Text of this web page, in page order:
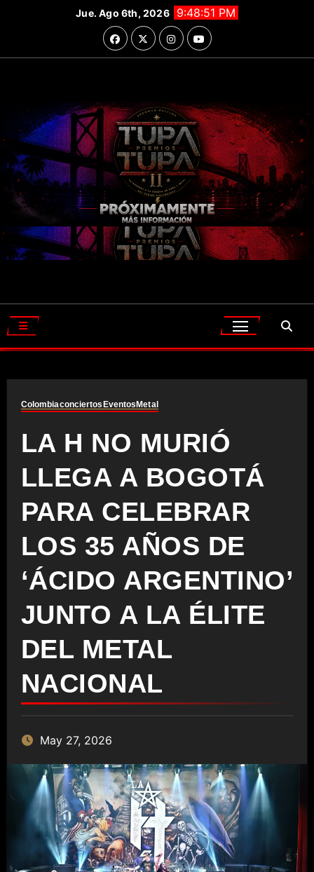
Jue. Ago 6th, 2026 9:48:53 PM
ColombiaconciertosEventosMetal
LA H NO MURIÓ
LLEGA A BOGOTÁ
PARA CELEBRAR
LOS 35 AÑOS DE
‘ÁCIDO ARGENTINO’
JUNTO A LA ÉLITE
DEL METAL
NACIONAL
May 27, 2026